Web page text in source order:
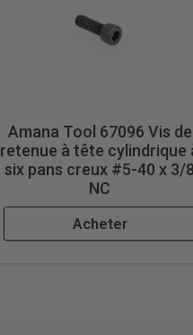
Amana Tool 67096 Vis de
retenue à tête cylindrique
six pans creux #5-40 x 3/8
NC
Acheter